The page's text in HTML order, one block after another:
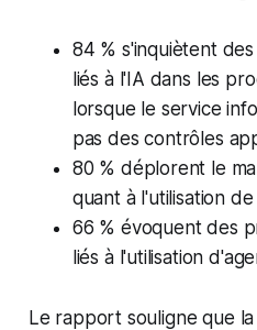
84 % s'inquiètent
liés à l'IA dans les
lorsque le service
pas des contrôles
80 % déplorent le
quant à l'utilisation de
66 % évoquent des
liés à l'utilisation
Le rapport souligne que